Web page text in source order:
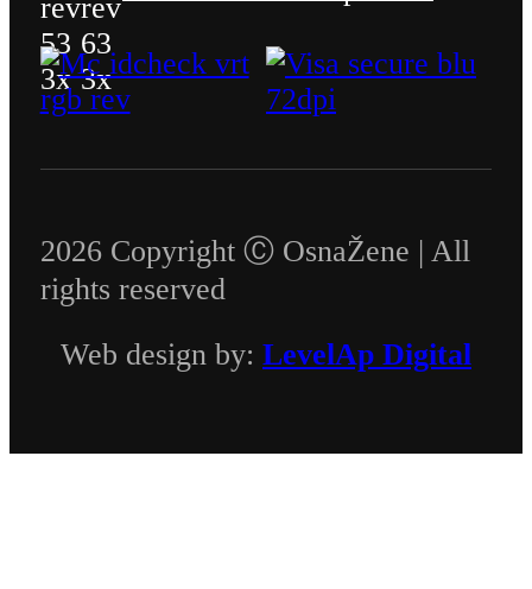
2026 Copyright Ⓒ OsnaŽene | All
rights reserved
Web design by: LevelAp Digital